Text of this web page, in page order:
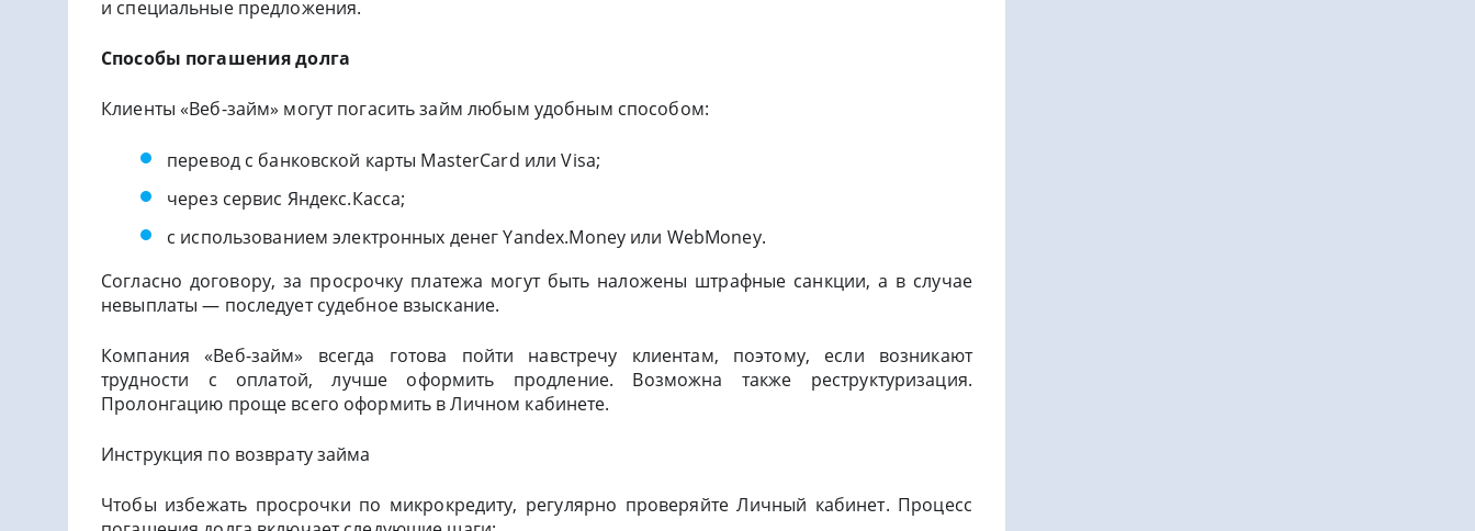
и специальные предложения.
Способы погашения долга
Клиенты «Веб-займ» могут погасить займ любым удобным способом:
перевод с банковской карты MasterCard или Visa;
через сервис Яндекс.Касса;
с использованием электронных денег Yandex.Money или WebMoney.
Согласно договору, за просрочку платежа могут быть наложены штрафные санкции, а в случае
невыплаты — последует судебное взыскание.
Компания «Веб-займ» всегда готова пойти навстречу клиентам, поэтому, если возникают
трудности с оплатой, лучше оформить продление. Возможна также реструктуризация.
Пролонгацию проще всего оформить в Личном кабинете.
Инструкция по возврату займа
Чтобы избежать просрочки по микрокредиту, регулярно проверяйте Личный кабинет. Процесс